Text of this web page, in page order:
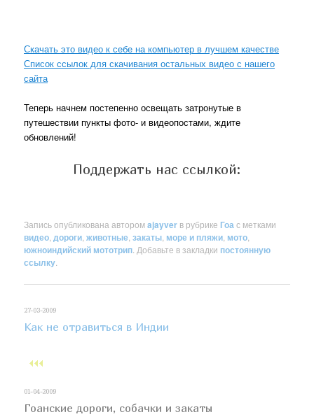
Скачать это видео к себе на компьютер в лучшем качестве
Список ссылок для скачивания остальных видео с нашего
сайта
Теперь начнем постепенно освещать затронутые в
путешествии пункты фото- и видеопостами, ждите
обновлений!
Поддержать нас ссылкой:
Запись опубликована авторомajayver в рубрикеГоас метками
видео,дороги,животные,закаты, море и пляжи, мото,
южноиндийский мототрип. Добавьте в закладки постоянную
ссылку.
27-03-2009
Как не отравиться в Индии
01-04-2009
Гоанские дороги, собачки и закаты